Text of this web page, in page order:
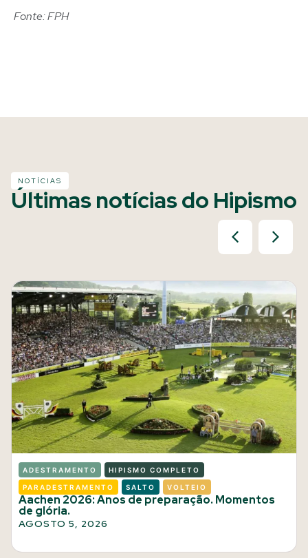
Fonte: FPH
NOTÍCIAS
Últimas notícias do Hipismo
ADESTRAMENTO HIPISMO COMPLETO
PARADESTRAMENTO SALTO VOLTEIO
Aachen 2026: Anos de preparação. Momentos
de glória.
AGOSTO 5, 2026